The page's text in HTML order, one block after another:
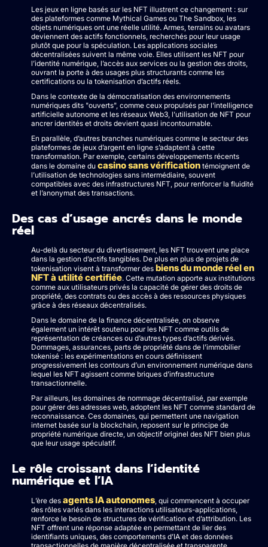
Les jeux en ligne basés sur les NFT illustrent ce changement : sur
des plateformes comme Mythical Games ou The Sandbox, les
objets numériques ont une réelle utilité. Armes, terrains ou avatars
deviennent des actifs fonctionnels, recherchés pour leur usage
plutôt que pour la spéculation. Les applications sociales
décentralisées suivent la même voie. Elles utilisent les NFT pour
l’identité numérique, l’accès aux services ou la gestion des droits,
ouvrant la porte à des usages plus structurants comme les
certifications ou la tokenisation d’actifs réels.
Dans le contexte de la démocratisation des environnements
numériques dits "ouverts", comme ceux propulsés par l’intelligence
artificielle autonome et les réseaux Web3, l’utilisation de NFT pour
ancrer identités et droits devient quasi incontournable.
En parallèle, d’autres branches numériques comme le secteur des
plateformes de jeux d’argent en ligne s’adaptent à cette
transformation. Par exemple, certains développements récents
dans le domaine du casino sans vérification témoignent de
l’utilisation de technologies sans intermédiaire, souvent
compatibles avec des infrastructures NFT, pour renforcer la fluidité
et l’anonymat des transactions.
Des cas d’usage ancrés dans le monde
réel
Au-delà du secteur du divertissement, les NFT trouvent une place
dans la gestion d’actifs tangibles. De plus en plus de projets de
tokenisation visent à transformer des biens du monde réel en
NFT à utilité certifiée. Cette mutation apporte aux institutions
comme aux utilisateurs privés la capacité de gérer des droits de
propriété, des contrats ou des accès à des ressources physiques
grâce à des réseaux décentralisés.
Dans le domaine de la finance décentralisée, on observe
également un intérêt soutenu pour les NFT comme outils de
représentation de créances ou d’autres types d’actifs dérivés.
Dommages, assurances, parts de propriété dans de l’immobilier
tokenisé : les expérimentations en cours définissent
progressivement les contours d’un environnement numérique dans
lequel les NFT agissent comme briques d’infrastructure
transactionnelle.
Par ailleurs, les domaines de nommage décentralisé, par exemple
pour gérer des adresses web, adoptent les NFT comme standard de
reconnaissance. Ces domaines, qui permettent une navigation
internet basée sur la blockchain, reposent sur le principe de
propriété numérique directe, un objectif originel des NFT bien plus
que leur usage spéculatif.
Le rôle croissant dans l’identité
numérique et l’IA
L’ère des agents IA autonomes, qui commencent à occuper
des rôles variés dans les interactions utilisateurs-applications,
renforce le besoin de structures de vérification et d’attribution. Les
NFT offrent une réponse adaptée en permettant de lier des
identifiants uniques, des comportements d’IA et des données